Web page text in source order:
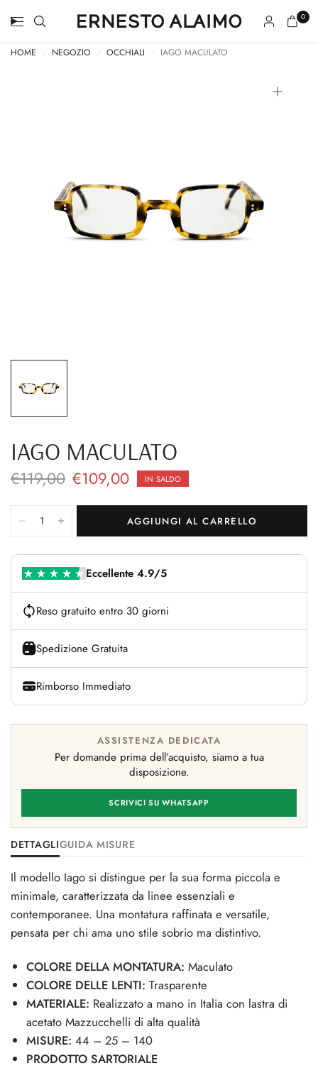
0
HOME NEGOZIO OCCHIALI IAGO MACULATO
IAGO MACULATO
€119,00 €109,00 IN SALDO
AGGIUNGI AL CARRELLO
Eccellente 4.9/5
Reso gratuito entro 30 giorni
Spedizione Gratuita
Rimborso Immediato
ASSISTENZA DEDICATA
Per domande prima dell’acquisto, siamo a tua
disposizione.
SCRIVICI SU WHATSAPP
DETTAGLIGUIDA MISURE
Il modello Iago si distingue per la sua forma piccola e
minimale, caratterizzata da linee essenziali e
contemporanee. Una montatura raffinata e versatile,
pensata per chi ama uno stile sobrio ma distintivo.
COLORE DELLA MONTATURA: Maculato
COLORE DELLE LENTI: Trasparente
MATERIALE: Realizzato a mano in Italia con lastra di
acetato Mazzucchelli di alta qualità
MISURE: 44 – 25 – 140
PRODOTTO SARTORIALE